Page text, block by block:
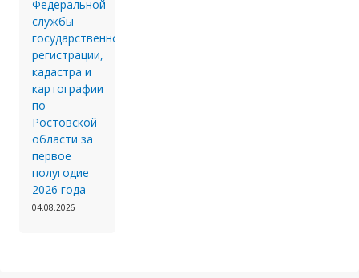
Федеральной
службы
государственной
регистрации,
кадастра и
картографии
по
Ростовской
области за
первое
полугодие
2026 года
04.08.2026